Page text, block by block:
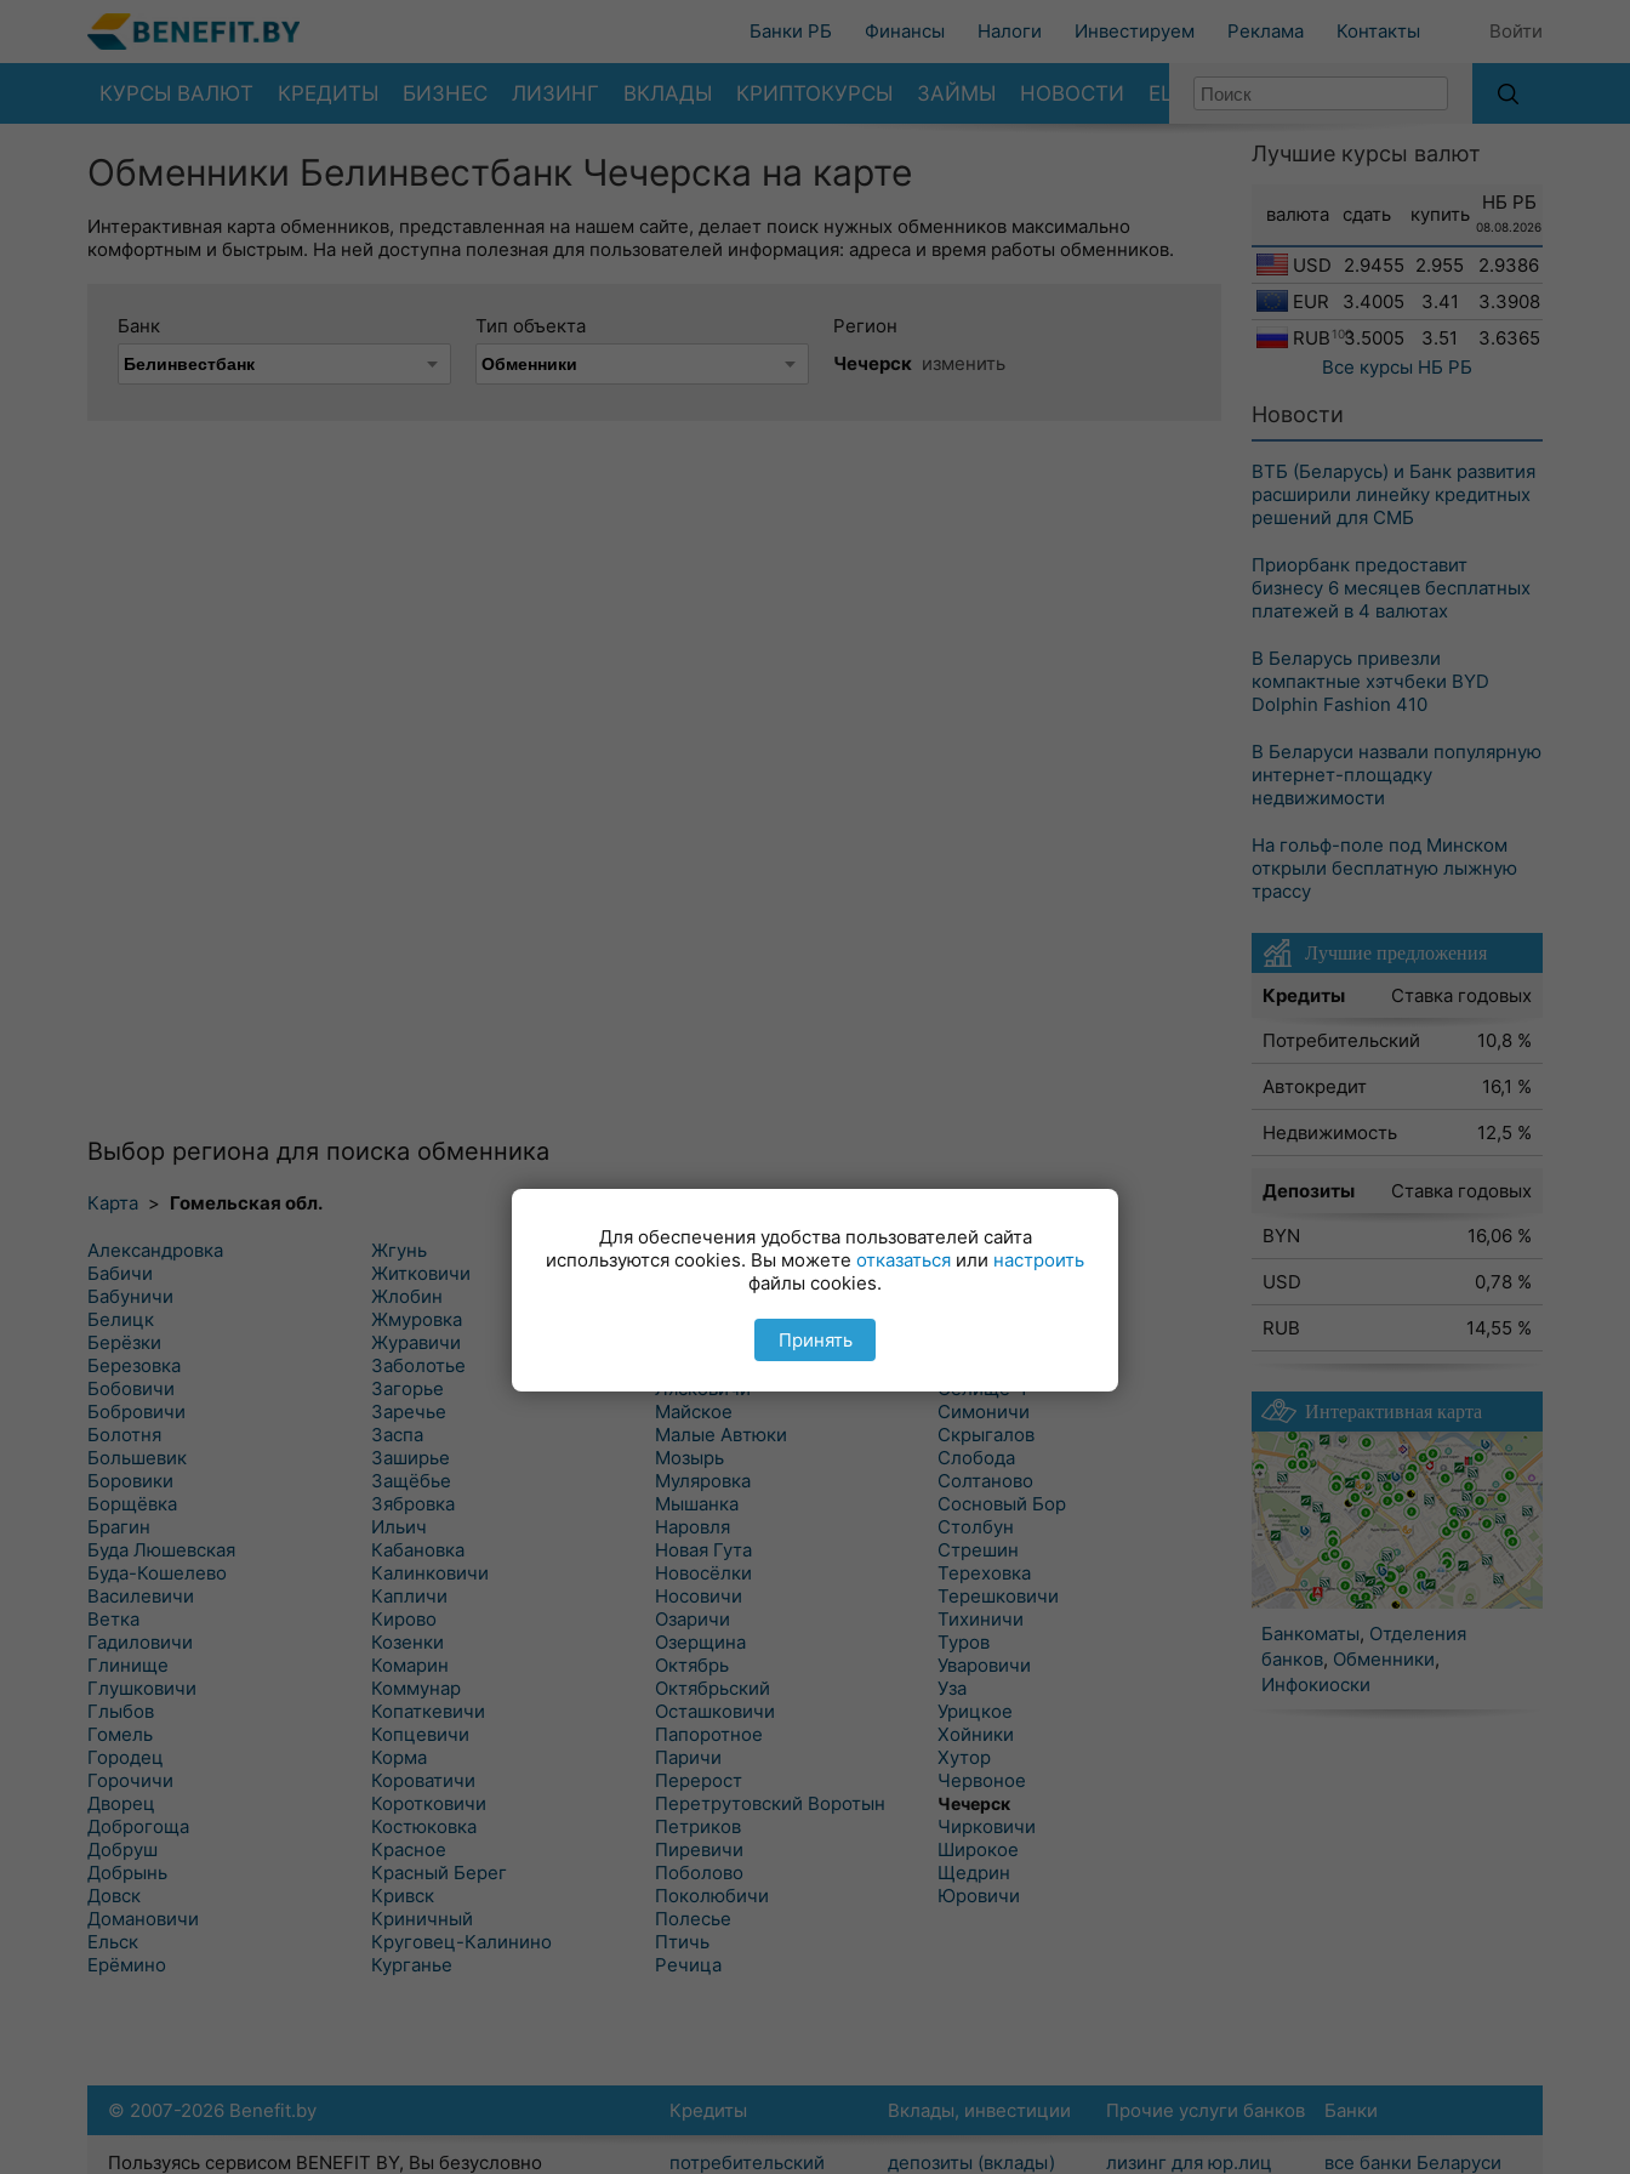
Банки РБ Финансы Налоги Инвестируем Реклама Контакты Войти
КУРСЫ ВАЛЮТ КРЕДИТЫ БИЗНЕС ЛИЗИНГ ВКЛАДЫ КРИПТОКУРСЫ ЗАЙМЫ НОВОСТИ ЕЩЕ
Обменники Белинвестбанк Чечерска на карте
Интерактивная карта обменников, представленная на нашем сайте, делает поиск нужных обменников максимально
комфортным и быстрым. На ней доступна полезная для пользователей информация: адреса и время работы обменников.
Банк Тип объекта
Регион
Чечерск изменить
Выбор региона для поиска обменника
Карта > Гомельская обл.
Александровка
Бабичи
Бабуничи
Белицк
Берёзки
Березовка
Бобовичи
Бобровичи
Болотня
Большевик
Боровики
Борщёвка
Брагин
Буда Люшевская
Буда-Кошелево
Василевичи
Ветка
Гадиловичи
Глинище
Глушковичи
Глыбов
Гомель
Городец
Горочичи
Дворец
Доброгоща
Добруш
Добрынь
Довск
Домановичи
Ельск
Ерёмино
Жгунь
Житковичи
Жлобин
Жмуровка
Журавичи
Заболотье
Загорье
Заречье
Заспа
Заширье
Защёбье
Зябровка
Ильич
Кабановка
Калинковичи
Капличи
Кирово
Козенки
Комарин
Коммунар
Копаткевичи
Копцевичи
Корма
Короватичи
Коротковичи
Костюковка
Красное
Красный Берег
Кривск
Криничный
Круговец-Калинино
Курганье
Куритичи
Лельчицы
Лясковичи
Майское
Малые Автюки
Мозырь
Муляровка
Мышанка
Наровля
Новая Гута
Новосёлки
Носовичи
Озаричи
Озерщина
Октябрь
Октябрьский
Осташковичи
Папоротное
Паричи
Перерост
Перетрутовский Воротын
Петриков
Пиревичи
Поболово
Поколюбичи
Полесье
Птичь
Речица
Ровенская Слобода
Рогачев
Селище-1
Симоничи
Скрыгалов
Слобода
Солтаново
Сосновый Бор
Столбун
Стрешин
Тереховка
Терешковичи
Тихиничи
Туров
Уваровичи
Уза
Урицкое
Хойники
Хутор
Червоное
Чечерск
Чирковичи
Широкое
Щедрин
Юровичи
Лучшие курсы валют
валюта сдать купить
НБ РБ
08.08.2026
USD 2.9455 2.955
2.9386
EUR
3.4005 3.41
3.3908
RUB 1003.5005 3.51
3.6365
Все курсы НБ РБ
Новости
ВТБ (Беларусь) и Банк развития
расширили линейку кредитных
решений для СМБ
Приорбанк предоставит
бизнесу 6 месяцев бесплатных
платежей в 4 валютах
В Беларусь привезли
компактные хэтчбеки BYD
Dolphin Fashion 410
В Беларуси назвали популярную
интернет-площадку
недвижимости
На гольф-поле под Минском
открыли бесплатную лыжную
трассу
Лучшие предложения
Кредиты
Ставка годовых
Потребительский
10,8 %
Автокредит
16,1 %
Недвижимость
12,5 %
Депозиты
Ставка годовых
BYN
16,06 %
USD
0,78 %
RUB
14,55 %
Интерактивная карта
Банкоматы, Отделения
банков, Обменники,
Инфокиоски
Кредиты
потребительский
Вклады, инвестиции
депозиты (вклады)
Прочие услуги банков
лизинг для юр.лиц
Банки
все банки Беларуси
© 2007-2026 Benefit.by
Пользуясь сервисом BENEFIT BY, Вы безусловно
Для обеспечения удобства пользователей сайта
используются cookies. Вы можете отказаться или настроить
файлы cookies.
Принять